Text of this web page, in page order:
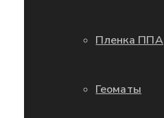
Пленка ППА
Геоматы